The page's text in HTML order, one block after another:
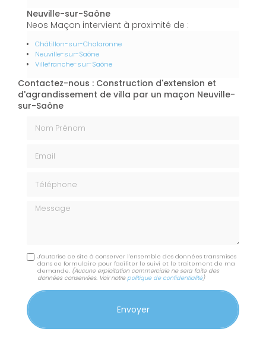
Neuville-sur-Saône
Neos Maçon intervient à proximité de :
Châtillon-sur-Chalaronne
Neuville-sur-Saône
Villefranche-sur-Saône
Contactez-nous : Construction d'extension et
d'agrandissement de villa par un maçon Neuville-
sur-Saône
Message
J'autorise ce site à conserver l'ensemble des données transmises
dans ce formulaire pour faciliter le suivi et le traitement de ma
demande. (Aucune exploitation commerciale ne sera faite des
données conservées. Voir notre politique de confidentialité)